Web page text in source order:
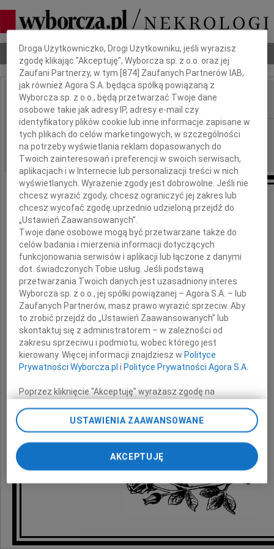
Nekrologi Odeszli Poradnik pogrzebowy
IMIĘ I NAZWISKO:
REGION: Warszawa
DATA EMISJI: 08.09.2009
Kochanej Koleżance
Hani Kazimierskiej
wyrazy współczucia z powodu śmierci
Taty
składają
koleżanki i koledzy
z Wydz. Budżetowo-Księgowego
dla Dzielnicy Ochota
Dbamy o Twoją prywatność
Droga Użytkowniczko, Drogi Użytkowniku, jeśli wyrazisz
zgodę klikając "Akceptuję", Wyborcza sp. z o.o. oraz jej
Zaufani Partnerzy, w tym [874 ] Zaufanych Partnerów IAB,
jak również Agora S.A. będąca spółką powiązaną z
Wyborcza sp. z o.o., będą przetwarzać Twoje dane
osobowe takie jak adresy IP, adresy e-mail czy
identyfikatory plików cookie lub inne informacje zapisane w
tych plikach do celów marketingowych, w szczególności
na potrzeby wyświetlania reklam dopasowanych do
Twoich zainteresowań i preferencji w swoich serwisach,
aplikacjach i w Internecie lub personalizacji treści w nich
wyświetlanych. Wyrażenie zgody jest dobrowolne. Jeśli nie
chcesz wyrazić zgody, chcesz ograniczyć jej zakres lub
chcesz wycofać zgodę uprzednio udzieloną przejdź do
„Ustawień Zaawansowanych”.
Twoje dane osobowe mogą być przetwarzane także do
celów badania i mierzenia informacji dotyczących
funkcjonowania serwisów i aplikacji lub łączone z danymi
dot. świadczonych Tobie usług. Jeśli podstawą
przetwarzania Twoich danych jest uzasadniony interes
Wyborcza sp. z o.o., jej spółki powiązanej – Agora S.A. – lub
Zaufanych Partnerów, masz prawo wyrazić sprzeciw. Aby
to zrobić przejdź do „Ustawień Zaawansowanych” lub
skontaktuj się z administratorem – w zależności od
zakresu sprzeciwu i podmiotu, wobec którego jest
kierowany. Więcej informacji znajdziesz w Polityce
Prywatności Wyborcza.pl i Polityce Prywatności Agora S.A.
Poprzez kliknięcie "Akceptuję" wyrażasz zgodę na
Wyborczej sp. z o. o. jej Zaufanych Partnerów i Agora S.A.
na Twoim urządzeniu końcowym. Możesz też w każdej
chwili zmienić swoje preferencje dot. plików cookie,
ponownie wywołując narzędzie do zarządzania Twoimi
preferencjami dot. przetwarzania danych poprzez
przechodząc do sekcji „Ustawienia zaawansowane”.
Zmiana ustawień plików cookie możliwa jest także za
My, nasi Zaufani Partnerzy i Agora S.A. możemy
USTAWIENIA ZAAWANSOWANE
AKCEPTUJĘ